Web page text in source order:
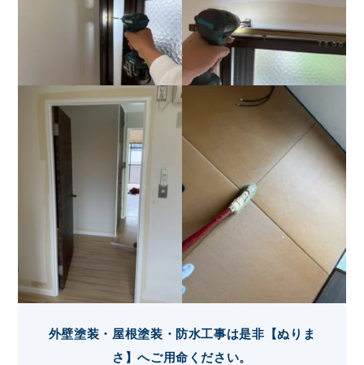
外壁塗装・屋根塗装・防水工事は是非【ぬりま
さ】へご用命ください。